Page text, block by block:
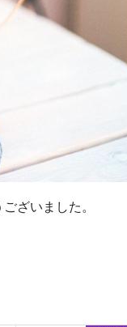
ざいました。